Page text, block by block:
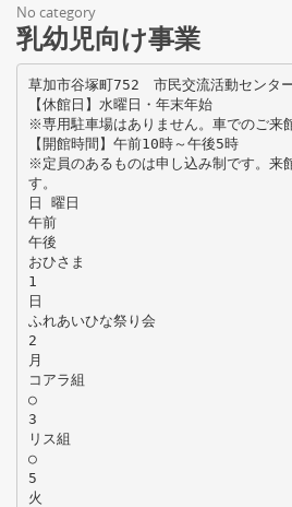
No category
乳幼児向け事業
草加市谷塚町752 市民交流活動セン
【休館日】水曜日・年末年始
※専用駐車場はありません。車でのご来
【開館時間】午前10時～午後5時
※定員のあるものは申し込み制です。来
す。
日 曜日
午前
午後
おひさま
1
日
ふれあいひな祭り会
2
月
コアラ組
○
3
リス組
○
5
火